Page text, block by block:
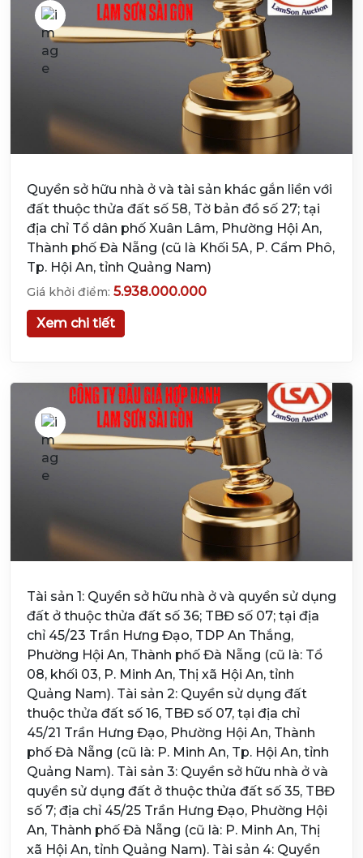
Quyền sở hữu nhà ở và tài sản khác gắn liền với
đất thuộc thửa đất số 58, Tờ bản đồ số 27; tại
địa chỉ Tổ dân phố Xuân Lâm, Phường Hội An,
Thành phố Đà Nẵng (cũ là Khối 5A, P. Cẩm Phô,
Tp. Hội An, tỉnh Quảng Nam)
Giá khởi điểm: 5.938.000.000
Xem chi tiết
Tài sản 1: Quyền sở hữu nhà ở và quyền sử dụng
đất ở thuộc thửa đất số 36; TBĐ số 07; tại địa
chỉ 45/23 Trần Hưng Đạo, TDP An Thắng,
Phường Hội An, Thành phố Đà Nẵng (cũ là: Tổ
08, khối 03, P. Minh An, Thị xã Hội An, tỉnh
Quảng Nam). Tài sản 2: Quyền sử dụng đất
thuộc thửa đất số 16, TBĐ số 07, tại địa chỉ
45/21 Trần Hưng Đạo, Phường Hội An, Thành
phố Đà Nẵng (cũ là: P. Minh An, Tp. Hội An, tỉnh
Quảng Nam). Tài sản 3: Quyền sở hữu nhà ở và
quyền sử dụng đất ở thuộc thửa đất số 35, TBĐ
số 7; địa chỉ 45/25 Trần Hưng Đạo, Phường Hội
An, Thành phố Đà Nẵng (cũ là: P. Minh An, Thị
xã Hội An, tỉnh Quảng Nam). Tài sản 4: Quyền